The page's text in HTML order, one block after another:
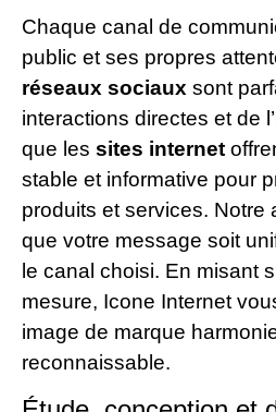
Chaque canal de
public et ses propres
réseaux sociaux sont
interactions directes et de
que les sites internet
stable et informative pour
produits et services. Notre
que votre message soit
le canal choisi. En misant
mesure, Icone Internet
image de marque
reconnaissable.